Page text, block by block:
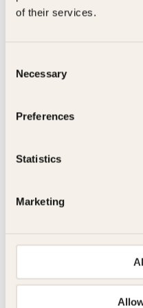
of their services.
Selection
Necessary
Preferences
Statistics
Marketing
Haikerens